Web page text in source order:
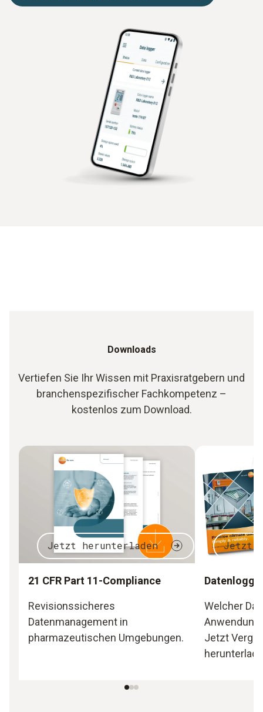
Downloads
Vertiefen Sie Ihr Wissen mit Praxisratgebern und
branchenspezifischer Fachkompetenz –
kostenlos zum Download.
Jetzt herunterladen
21 CFR Part 11-Compliance
Revisionssicheres
Datenmanagement in
pharmazeutischen Umgebungen.
Jetzt
Welcher
Jetzt